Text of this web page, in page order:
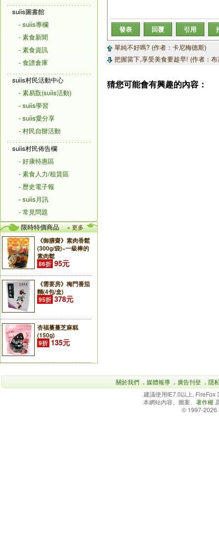
suiis圖書館
- suiis專欄
- 素食新聞
- 素食資訊
- 食譜倉庫
suiis村民活動中心
- 素易翫(suiis活動)
- suiis學習
- suiis愛分享
- 村民自辦活動
suiis村民佈告欄
- 好康特惠區
- 素食人力/租賃區
- 歷史電子報
- suiis月訊
- 常見問題
限時特價商品
» 更多
《御膳齋》素肉香鬆
(300g/袋)~一級棒的
素肉鬆
86折 95元
《需要房》梅門番茄
麵(4包/盒)
95折 378元
杏福蔓蔓芝麻糕
(150g)
9折 135元
發表 回覆 引用
單純不好嗎? (作者：卡尼梅德斯)
把握當下,享受美食要趁早! (作者：
猜您可能會有興趣的內容：
關於我們 ． 媒體報導 ． 廣告刊登 ． 隱
建議使用IE7.0以上,
本網站內容、圖案、 著作權
© 1997-2026